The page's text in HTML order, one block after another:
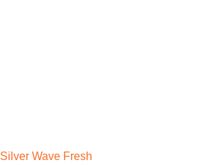
Silver Wave Fresh